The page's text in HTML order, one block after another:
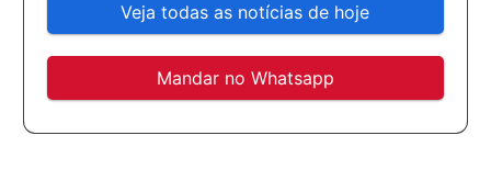
Veja todas as notícias de hoje
Mandar no Whatsapp